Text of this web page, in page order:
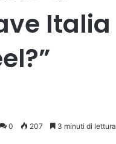
Italia
0 207 3 minuti di lettura